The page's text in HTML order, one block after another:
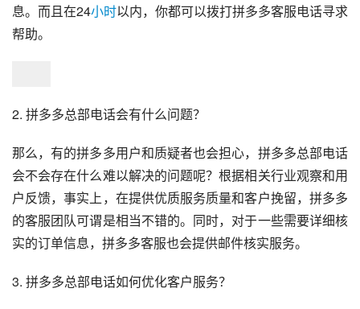
息。而且在24小时以内，你都可以拨打拼多多客服电话寻求
帮助。
2. 拼多多总部电话会有什么问题？
那么，有的拼多多用户和质疑者也会担心，拼多多总部电话
会不会存在什么难以解决的问题呢？根据相关行业观察和用
户反馈，事实上，在提供优质服务质量和客户挽留，拼多多
的客服团队可谓是相当不错的。同时，对于一些需要详细核
实的订单信息，拼多多客服也会提供邮件核实服务。
3. 拼多多总部电话如何优化客户服务？